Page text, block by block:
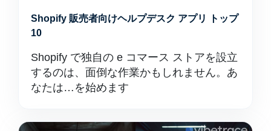
Shopify 販売者向けヘルプデスク アプリ トップ
10
Shopify で独自の e コマース ストアを設立
するのは、面倒な作業かもしれません。あ
なたは…を始めます